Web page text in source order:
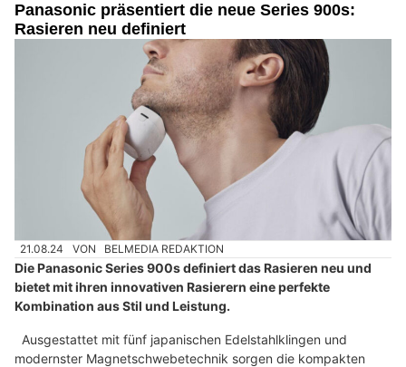
Panasonic präsentiert die neue Series 900s:
Rasieren neu definiert
21.08.24 VON BELMEDIA REDAKTION
Die Panasonic Series 900s definiert das Rasieren neu und
bietet mit ihren innovativen Rasierern eine perfekte
Kombination aus Stil und Leistung.
Ausgestattet mit fünf japanischen Edelstahlklingen und
modernster Magnetschwebetechnik sorgen die kompakten